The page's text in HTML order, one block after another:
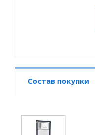
Состав покупки